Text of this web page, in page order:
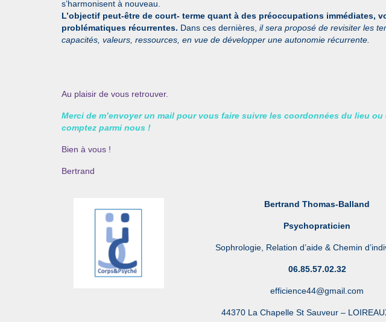
s’harmonisent à nouveau.
L’objectif peut-être de court- terme quant à des préoccupations immédiates,
problématiques récurrentes. Dans ces dernières, il sera proposé de revisiter les
capacités, valeurs, ressources, en vue de développer une autonomie récurrente.
Au plaisir de vous retrouver.
Merci de m’envoyer un mail pour vous faire suivre les coordonnées du lieu
comptez parmi nous !
Bien à vous !
Bertrand
Bertrand Thomas-Balland
Psychopraticien
Sophrologie, Relation d’aide & Chemin
06.85.57.02.32
efficience44@gmail.com
44370 La Chapelle St Sauveur –